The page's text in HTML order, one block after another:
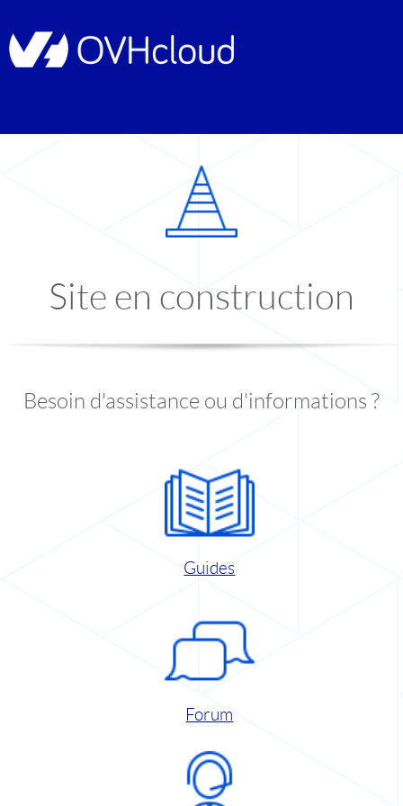
Site en construction
Besoin d'assistance ou d'informations ?
Guides
Forum